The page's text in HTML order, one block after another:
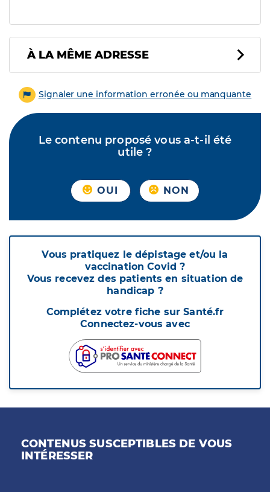
À LA MÊME ADRESSE
Signaler une information erronée ou manquante
Le contenu proposé vous a-t-il été
utile ?
OUI NON
Vous pratiquez le dépistage et/ou la
vaccination Covid ?
Vous recevez des patients en situation de
handicap ?
Complétez votre fiche sur Santé.fr
Connectez-vous avec
CONTENUS SUSCEPTIBLES DE VOUS
INTÉRESSER